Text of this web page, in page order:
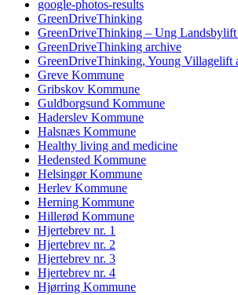
google-photos-results
GreenDriveThinking
GreenDriveThinking – Ung
GreenDriveThinking archive
GreenDriveThinking, Young Villagelift
Greve Kommune
Gribskov Kommune
Guldborgsund Kommune
Haderslev Kommune
Halsnæs Kommune
Healthy living and medicine
Hedensted Kommune
Helsingør Kommune
Herlev Kommune
Herning Kommune
Hillerød Kommune
Hjertebrev nr. 1
Hjertebrev nr. 2
Hjertebrev nr. 3
Hjertebrev nr. 4
Hjørring Kommune